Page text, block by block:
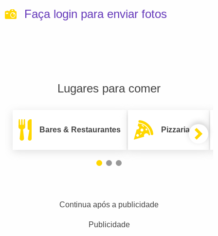
Faça login para enviar fotos
Lugares para comer
Bares & Restaurantes Pizzarias
Continua após a publicidade
Publicidade